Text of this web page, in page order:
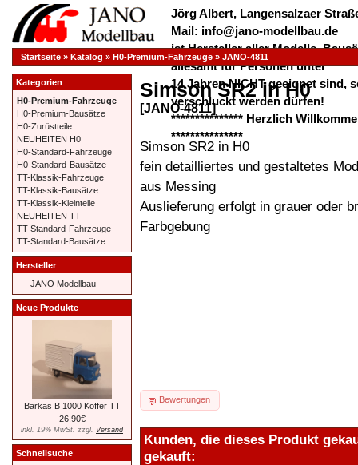
Jörg Albert, Langensalzaer
Mail: info@jano-modellbau.de
ist Hersteller aller Modelle,
allesamt für Personen unter
14 Jahren NICHT geeignet sind,
verschluckt werden dürfen!
*************** Herzlich
***************
Startseite » Katalog » H0-Premium-Fahrzeuge » JANO-4811
Simson SR2 in H0
[JANO-4811]
Simson SR2 in H0
fein detailliertes und gestaltetes
aus Messing
Auslieferung erfolgt in grauer oder
Farbgebung
Bewertungen
Kunden, die dieses Produkt
gekauft:
Kategorien
H0-Premium-Fahrzeuge
H0-Premium-Bausätze
H0-Zurüstteile
NEUHEITEN H0
H0-Standard-Fahrzeuge
H0-Standard-Bausätze
TT-Klassik-Fahrzeuge
TT-Klassik-Bausätze
TT-Klassik-Kleinteile
NEUHEITEN TT
TT-Standard-Fahrzeuge
TT-Standard-Bausätze
Hersteller
JANO Modellbau
Neue Produkte
Barkas B 1000 Koffer TT
26.90€
inkl. 19% MwSt. zzgl. Versand
Schnellsuche